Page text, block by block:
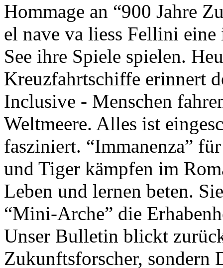
Hommage an “900 Jahre
el nave va liess Fellini
See ihre Spiele spielen.
Kreuzfahrtschiffe erinnert
Inclusive - Menschen
Weltmeere. Alles ist
fasziniert. “Immanenza”
und Tiger kämpfen im
Leben und lernen beten.
“Mini-Arche” die
Unser Bulletin blickt
Zukunftsforscher, sondern